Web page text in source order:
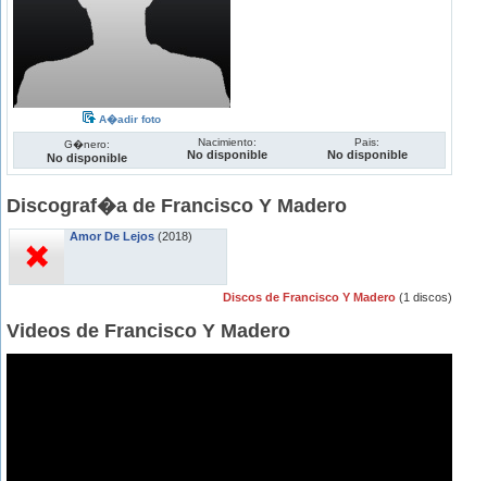
A�adir foto
G�nero:
No disponible
Nacimiento:
No disponible
Pais:
No disponible
Discograf�a de Francisco Y Madero
Amor De Lejos (2018)
Discos de Francisco Y Madero (1 discos)
Videos de Francisco Y Madero